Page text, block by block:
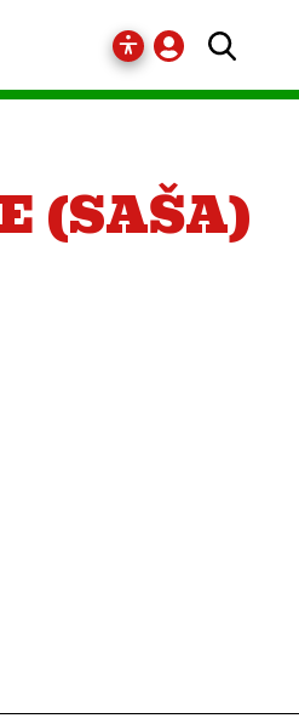
(SAŠA)